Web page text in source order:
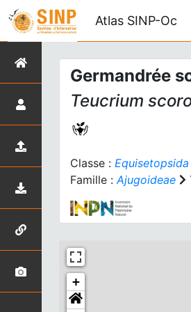
Atlas SINP-Oc
Germandrée
Teucrium
Classe : Equisetopsida
Famille :Ajugoideae
+